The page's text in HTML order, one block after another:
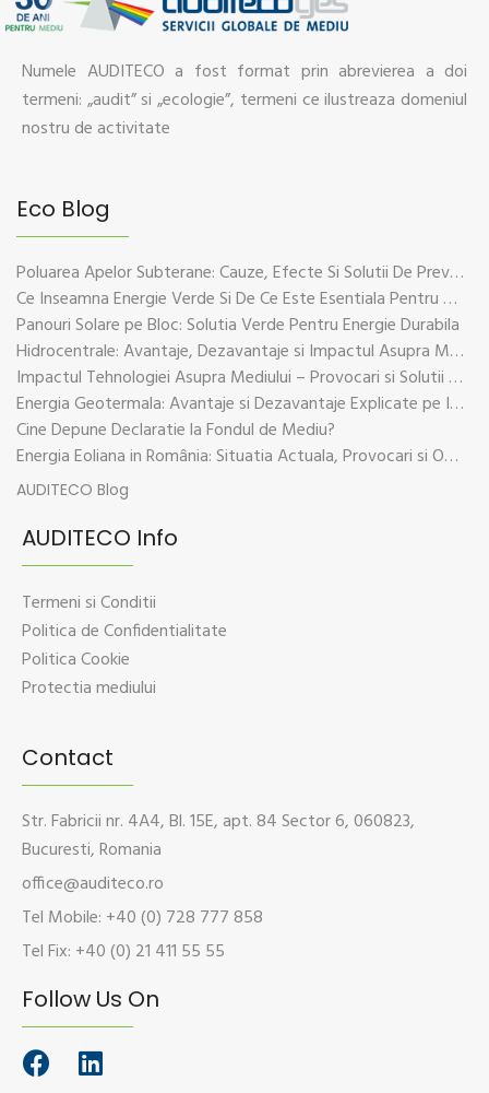
Numele AUDITECO a fost format prin abrevierea a doi
termeni: „audit” si „ecologie”, termeni ce ilustreaza domeniul
nostru de activitate
Eco Blog
Poluarea Apelor Subterane: Cauze, Efecte Si Solutii De Prevenire
Ce Inseamna Energie Verde Si De Ce Este Esentiala Pentru Viitorul Planetei
Panouri Solare pe Bloc: Solutia Verde Pentru Energie Durabila
Hidrocentrale: Avantaje, Dezavantaje si Impactul Asupra Mediului
Impactul Tehnologiei Asupra Mediului – Provocari si Solutii Sustenabile
Energia Geotermala: Avantaje si Dezavantaje Explicate pe Intelesul Tuturor
Cine Depune Declaratie la Fondul de Mediu?
Energia Eoliana in România: Situatia Actuala, Provocari si Oportunitati
AUDITECO Blog
AUDITECO Info
Termeni si Conditii
Politica de Confidentialitate
Politica Cookie
Protectia mediului
Contact
Str. Fabricii nr. 4A4, Bl. 15E, apt. 84 Sector 6, 060823,
Bucuresti, Romania
office@auditeco.ro
Tel Mobile: +40 (0) 728 777 858
Tel Fix: +40 (0) 21 411 55 55
Follow Us On